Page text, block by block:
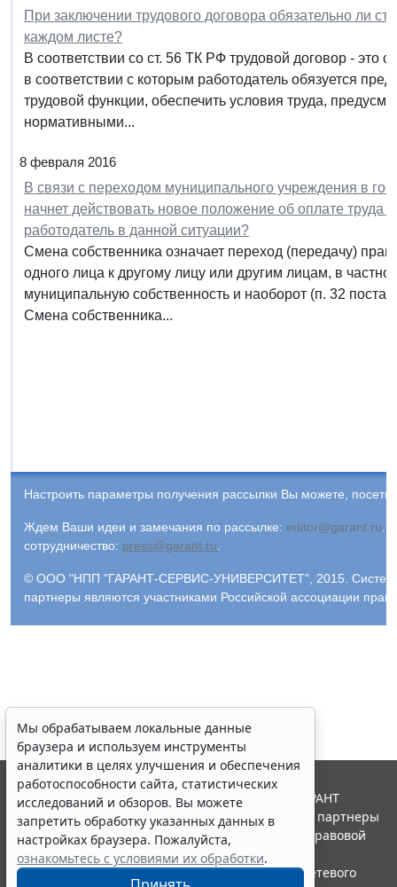
При заключении трудового договора обязательно ли
каждом листе?
В соответствии со ст. 56 ТК РФ трудовой договор -
в соответствии с которым работодатель обязуется
трудовой функции, обеспечить условия труда,
нормативными...
8 февраля 2016
В связи с переходом муниципального учреждения в
начнет действовать новое положение об оплате труда
работодатель в данной ситуации?
Смена собственника означает переход (передачу)
одного лица к другому лицу или другим лицам, в
муниципальную собственность и наоборот (п. 32
Смена собственника...
Настроить параметры получения рассылки Вы можете,
Ждем Ваши идеи и замечания по рассылке: editor@garant.ru
сотрудничество: press@garant.ru
© ООО "НПП "ГАРАНТ-СЕРВИС-УНИВЕРСИТЕТ", 2015. Система
партнеры являются участниками Российской ассоциации
Мы обрабатываем локальные данные
браузера и используем инструменты
аналитики в целях улучшения и обеспечения
работоспособности сайта, статистических
исследований и обзоров. Вы можете
запретить обработку указанных данных в
настройках браузера. Пожалуйста,
ознакомьтесь с условиями их обработки.
© ООО "НПП "ГАРАНТ-СЕРВИС", 2026. Система ГАРАНТ
выпускается с 1990 года. Компания "Гарант" и ее партнеры
являются участниками Российской ассоциации правовой
информации ГАРАНТ.
Портал ГАРАНТ.РУ зарегистрирован в качестве сетевого